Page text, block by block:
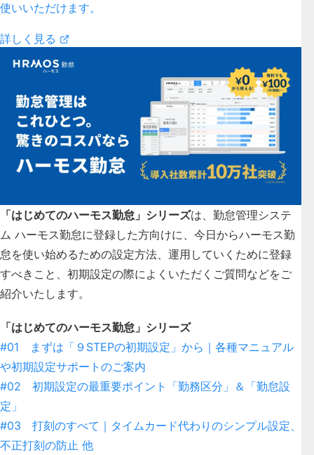
使いいただけます。
詳しく見る
「はじめてのハーモス勤怠」シリーズは、勤怠管理システ
ム ハーモス勤怠に登録した方向けに、今日からハーモス勤
怠を使い始めるための設定方法、運用していくために登録
すべきこと、初期設定の際によくいただくご質問などをご
紹介いたします。
「はじめてのハーモス勤怠」シリーズ
#01 まずは「９STEPの初期設定」から｜各種マニュアル
や初期設定サポートのご案内
#02 初期設定の最重要ポイント「勤務区分」＆「勤怠設
定」
#03 打刻のすべて｜タイムカード代わりのシンプル設定、
不正打刻の防止 他